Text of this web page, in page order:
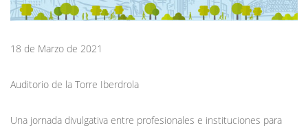
18 de Marzo de 2021
Auditorio de la Torre Iberdrola
Una jornada divulgativa entre profesionales e instituciones para